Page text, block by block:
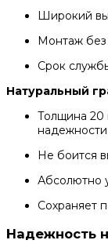
Широкий
Монтаж
Срок
Натуральный
Толщина 20
надежности
Не боится
Абсолютно
Сохраняет
Надежность